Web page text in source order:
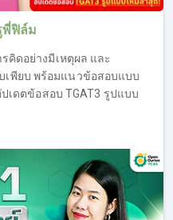
พี่ฟิล์ม
คิดอย่างมีเหตุผล และ
เพียบ พร้อมแนวข้อสอบแบบ
เดตข้อสอบ TGAT3 รูปแบบ